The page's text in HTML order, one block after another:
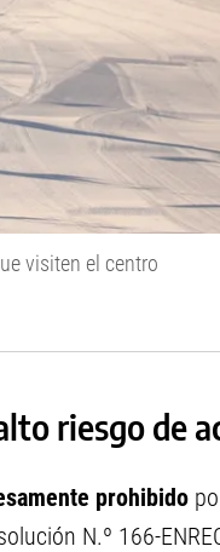
visiten el centro
riesgo de
prohibido
N.º 166-